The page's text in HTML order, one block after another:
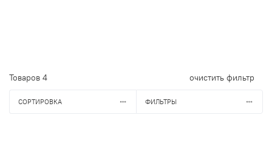
Товаров 4 очистить фильтр
СОРТИРОВКА ФИЛЬТРЫ